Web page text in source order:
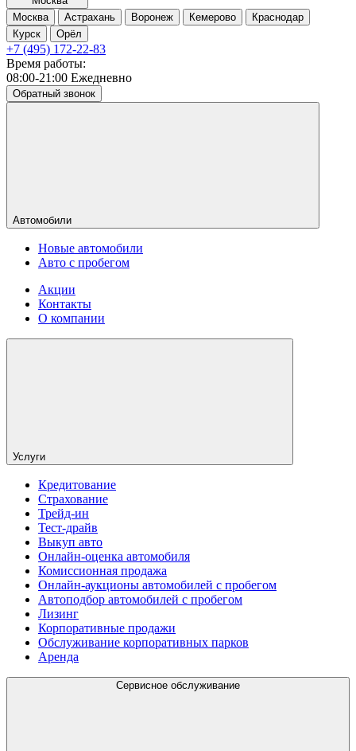
Москва
Астрахань Воронеж Кемерово
Краснодар
Курск
Орёл
+7 (495) 172-22-83
Время работы:
08:00-21:00 Ежедневно
Обратный звонок
Автомобили
Новые автомобили
Авто с пробегом
Акции
Контакты
О компании
Услуги
Кредитование
Страхование
Трейд-ин
Тест-драйв
Выкуп авто
Онлайн-оценка автомобиля
Комиссионная продажа
Онлайн-аукционы автомобилей с пробегом
Автоподбор автомобилей с пробегом
Лизинг
Корпоративные продажи
Обслуживание корпоративных парков
Аренда
Сервисное обслуживание